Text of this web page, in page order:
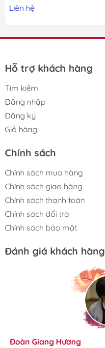
Liên hệ
Hỗ trợ khách hàng
Tìm kiếm
Đăng nhập
Đăng ký
Giỏ hàng
Chính sách
Chính sách mua hàng
Chính sách giao hàng
Chính sách thanh toán
Chính sách đổi trả
Chính sách bảo mật
Đánh giá khách hàng
Hương Suri
Đoàn Giang Hương
Ngọc Anh